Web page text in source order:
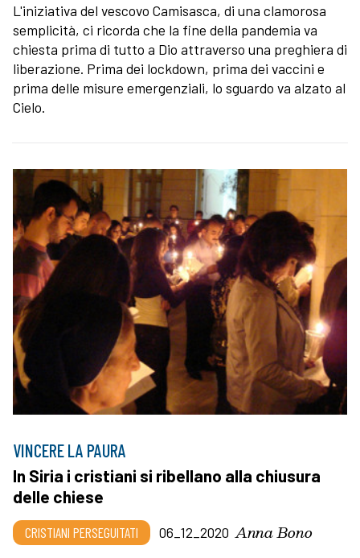
L'iniziativa del vescovo Camisasca, di una clamorosa
semplicità, ci ricorda che la fine della pandemia va
chiesta prima di tutto a Dio attraverso una preghiera di
liberazione. Prima dei lockdown, prima dei vaccini e
prima delle misure emergenziali, lo sguardo va alzato al
Cielo.
VINCERE LA PAURA
In Siria i cristiani si ribellano alla chiusura
delle chiese
CRISTIANI PERSEGUITATI 06_12_2020 Anna Bono